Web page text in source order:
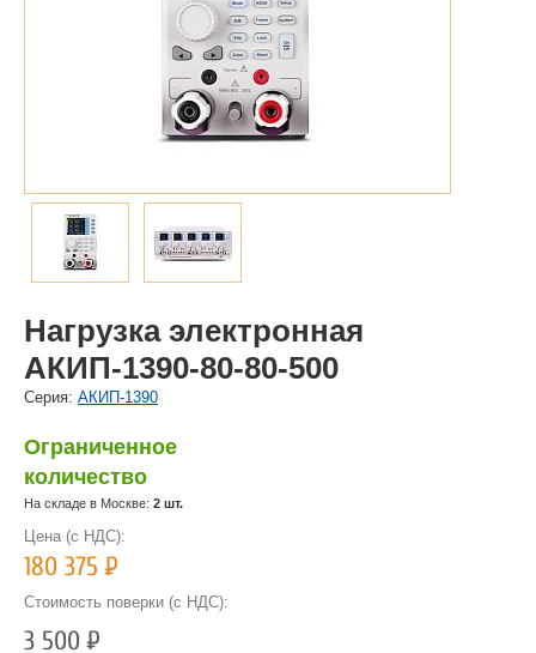
Нагрузка электронная
АКИП-1390-80-80-500
Cерия: АКИП-1390
Ограниченное
количество
На складе в Москве: 2 шт.
Цена (с НДС):
180 375Р
Стоимость поверки (с НДС):
3 500Р